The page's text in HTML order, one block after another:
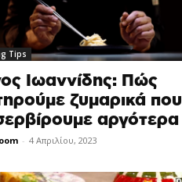
Tips
Ιωαννίδης: Πώς
ζυμαρικά που
αργότερα
- 4 Απριλίου, 2023